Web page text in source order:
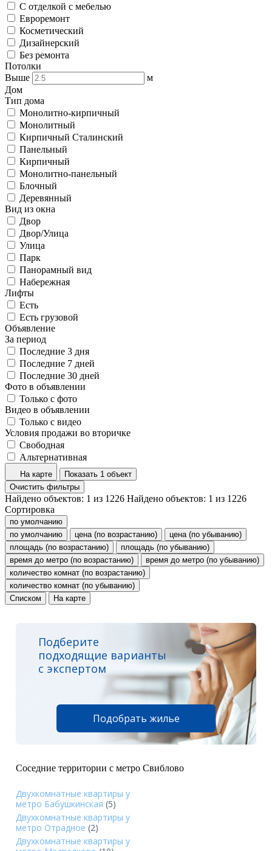
С отделкой с мебелью
Евроремонт
Косметический
Дизайнерский
Без ремонта
Потолки
Выше
м
Дом
Тип дома
Монолитно-кирпичный
Монолитный
Кирпичный Сталинский
Панельный
Кирпичный
Монолитно-панельный
Блочный
Деревянный
Вид из окна
Двор
Двор/Улица
Улица
Парк
Панорамный вид
Набережная
Лифты
Есть
Есть грузовой
Объявление
За период
Последние 3 дня
Последние 7 дней
Последние 30 дней
Фото в объявлении
Только с фото
Видео в объявлении
Только с видео
Условия продажи во вторичке
Свободная
Альтернативная
На карте
Показать 1 объект
Очистить фильтры
Найдено объектов: 1 из 1226 Найдено объектов: 1 из 1226
Сортировка
по умолчанию
по умолчанию
цена (по возрастанию)
цена (по убыванию)
площадь (по возрастанию)
площадь (по убыванию)
время до метро (по возрастанию)
время до метро (по убыванию)
количество комнат (по возрастанию)
количество комнат (по убыванию)
Списком
На карте
Подберите
подходящие варианты
с экспертом
Подобрать жилье
Соседние территории с метро Свиблово
Двухкомнатные квартиры у
метро Бабушкинская (5)
Двухкомнатные квартиры у
метро Отрадное (2)
Двухкомнатные квартиры у